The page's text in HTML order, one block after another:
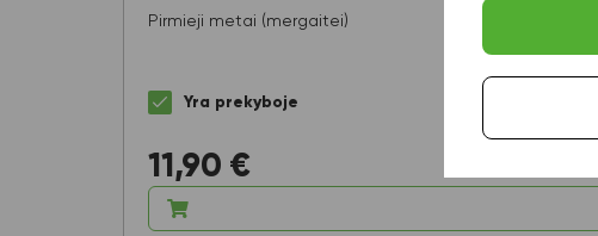
Pirmieji metai (mergaitei)
Yra prekyboje
11,90 €